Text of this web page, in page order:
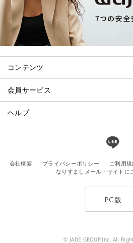
コンテンツ
会員サービス
ヘルプ
会社概要 プライバシーポリシー ご利用
なりすましメール・サイトに
PC版
© JADE GROUP,Inc. All